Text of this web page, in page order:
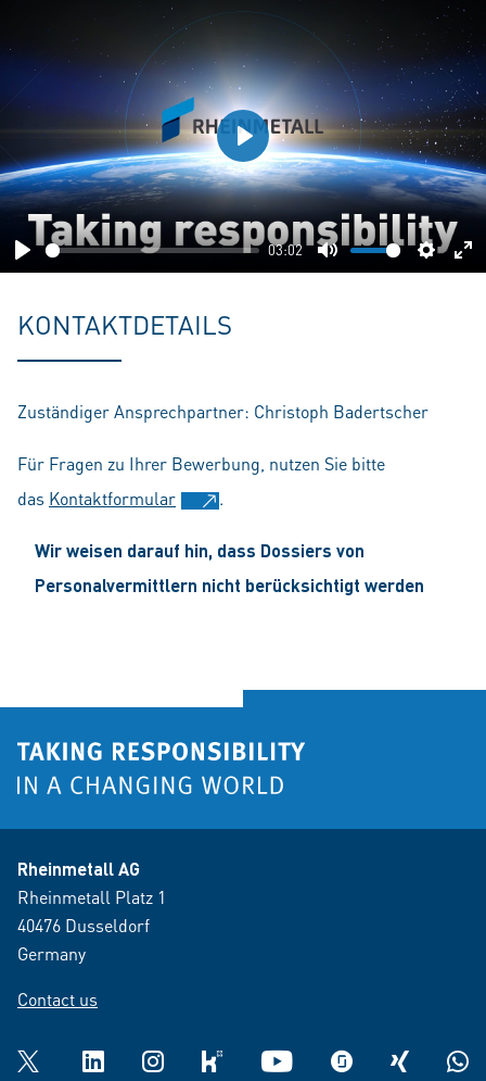
Play
03:02
Mute
Play
KONTAKTDETAILS
Zuständiger Ansprechpartner: Christoph Badertscher
Für Fragen zu Ihrer Bewerbung, nutzen Sie bitte
das Kontaktformular .
Wir weisen darauf hin, dass Dossiers von
Personalvermittlern nicht berücksichtigt werden
Rheinmetall AG
Rheinmetall Platz 1
40476 Dusseldorf
Germany
Contact us
Twitter LinkedInInstagramkununu YouTube glassdoorXING